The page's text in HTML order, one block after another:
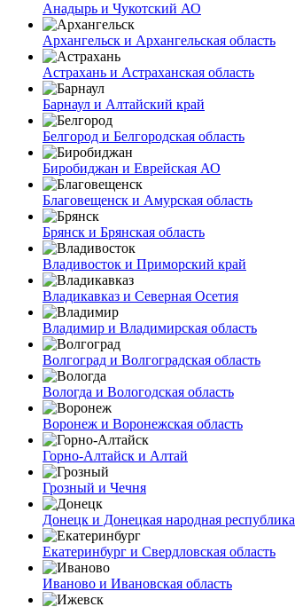
Анадырь и Чукотский АО
Архангельск и Архангельская область
Астрахань и Астраханская область
Барнаул и Алтайский край
Белгород и Белгородская область
Биробиджан и Еврейская АО
Благовещенск и Амурская область
Брянск и Брянская область
Владивосток и Приморский край
Владикавказ и Северная Осетия
Владимир и Владимирская область
Волгоград и Волгоградская область
Вологда и Вологодская область
Воронеж и Воронежская область
Горно-Алтайск и Алтай
Грозный и Чечня
Донецк и Донецкая народная республика
Екатеринбург и Свердловская область
Иваново и Ивановская область